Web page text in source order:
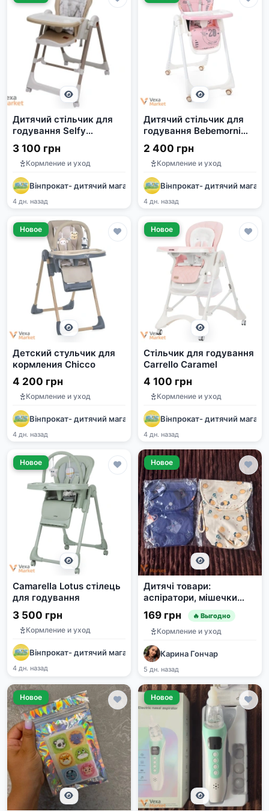
Дитячий стільчик для
годування Selfy
бежевий
3 100 грн
Кормление и уход
Вінпрокат- дитячий магазин
4 дн. назад
Дитячий стільчик для
годування Bebemorni
рожевий
2 400 грн
Кормление и уход
Вінпрокат- дитячий
4 дн. назад
Новое
Детский стульчик для
кормления Chicco
4 200 грн
Кормление и уход
Вінпрокат- дитячий магазин
4 дн. назад
Новое
Стільчик для годування
Carrello Caramel
4 100 грн
Кормление и уход
Вінпрокат- дитячий
4 дн. назад
Новое
Camarella Lotus стілець
для годування
3 500 грн
Кормление и уход
Вінпрокат- дитячий магазин
4 дн. назад
Новое
Дитячі товари:
аспіратори, мішечки
для підгузків та
аксесуари догляду
169 грн 🔥 Выгодно
Кормление и уход
Карина Гончар
5 дн. назад
Новое Новое